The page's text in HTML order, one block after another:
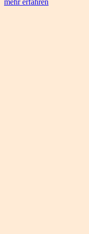
mehr erfahren